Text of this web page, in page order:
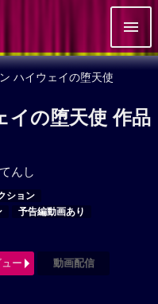
ハイウェイの堕天使
イの堕天使 作品
んし
ション
予告編動画あり
ー 動画配信